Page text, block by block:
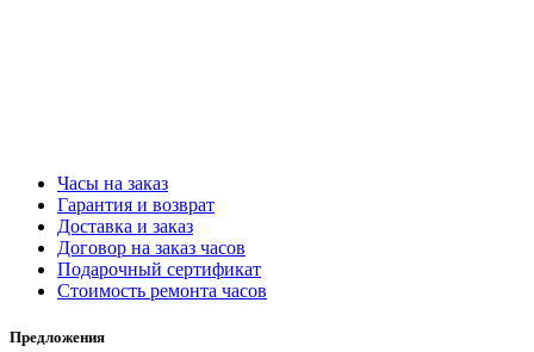
Часы на заказ
Гарантия и возврат
Доставка и заказ
Договор на заказ часов
Подарочный сертификат
Стоимость ремонта часов
Предложения